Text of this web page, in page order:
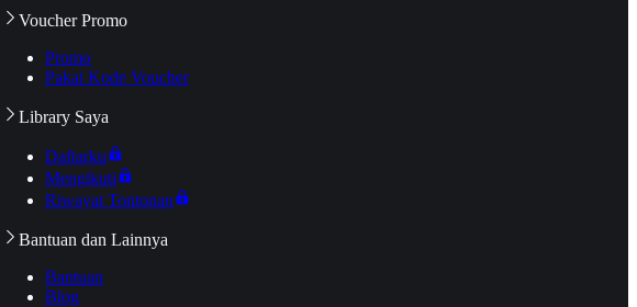
Voucher Promo
Promo
Pakai Kode Voucher
Library Saya
Daftarku
Mengikuti
Riwayat Tontonan
Bantuan dan Lainnya
Bantuan
Blog